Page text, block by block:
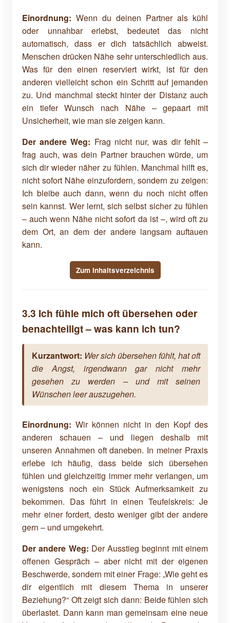
Einordnung: Wenn du deinen Partner als kühl
oder unnahbar erlebst, bedeutet das nicht
automatisch, dass er dich tatsächlich abweist.
Menschen drücken Nähe sehr unterschiedlich aus.
Was für den einen reserviert wirkt, ist für den
anderen vielleicht schon ein Schritt auf jemanden
zu. Und manchmal steckt hinter der Distanz auch
ein tiefer Wunsch nach Nähe – gepaart mit
Unsicherheit, wie man sie zeigen kann.
Der andere Weg: Frag nicht nur, was dir fehlt –
frag auch, was dein Partner brauchen würde, um
sich dir wieder näher zu fühlen. Manchmal hilft es,
nicht sofort Nähe einzufordern, sondern zu zeigen:
Ich bleibe auch dann, wenn du noch nicht offen
sein kannst. Wer lernt, sich selbst sicher zu fühlen
– auch wenn Nähe nicht sofort da ist –, wird oft zu
dem Ort, an dem der andere langsam auftauen
kann.
Zum Inhaltsverzeichnis
3.3 Ich fühle mich oft übersehen oder
benachteiligt – was kann ich tun?
Kurzantwort: Wer sich übersehen fühlt, hat oft
die Angst, irgendwann gar nicht mehr
gesehen zu werden – und mit seinen
Wünschen leer auszugehen.
Einordnung: Wir können nicht in den Kopf des
anderen schauen – und liegen deshalb mit
unseren Annahmen oft daneben. In meiner Praxis
erlebe ich häufig, dass beide sich übersehen
fühlen und gleichzeitig immer mehr verlangen, um
wenigstens noch ein Stück Aufmerksamkeit zu
bekommen. Das führt in einen Teufelskreis: Je
mehr einer fordert, desto weniger gibt der andere
gern – und umgekehrt.
Der andere Weg: Der Ausstieg beginnt mit einem
offenen Gespräch – aber nicht mit der eigenen
Beschwerde, sondern mit einer Frage: „Wie geht es
dir eigentlich mit diesem Thema in unserer
Beziehung?“ Oft zeigt sich dann: Beide fühlen sich
überlastet. Dann kann man gemeinsam eine neue